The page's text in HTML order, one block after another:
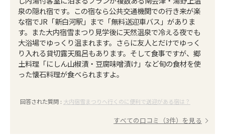
泉の隠れ宿です。この宿なら公共交通機関での行き来が楽
な宿でJR「新白河駅」まで「無料送迎車バス」がありま
す。また大内宿雪まつり見学後に天然温泉で冷える夜でも
大浴場でゆっくり温まれます。さらに友人とだけでゆっく
り入れる貸切露天風呂もあります。そして食事ですが、郷
土料理「にしん山椒漬・豆腐味噌漬け」など旬の食材を使
った懐石料理が食べられますよ。
回答された質問 : 大内宿雪まつりへ行くのに便利で送迎がある宿は？
すべての口コミ（3件）を見る